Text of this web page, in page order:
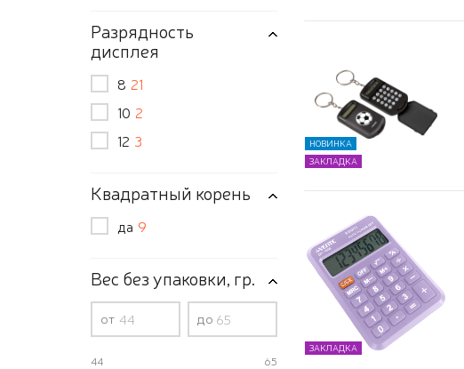
Разрядность
дисплея
8 21
10 2
12 3
Квадратный корень
да 9
Вес без упаковки, гр.
от до
44 65
НОВИНКА
ЗАКЛАДКА
ЗАКЛАДКА